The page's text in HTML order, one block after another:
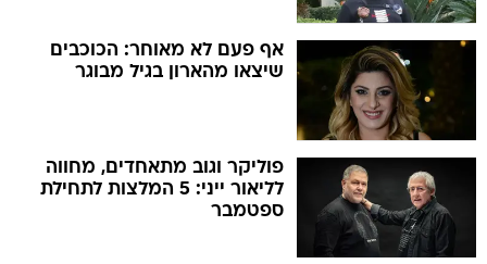
אף פעם לא מאוחר: הכוכבים
שיצאו מהארון בגיל מבוגר
פוליקר וגוב מתאחדים, מחווה
לליאור ייני: 5 המלצות לתחילת
ספטמבר